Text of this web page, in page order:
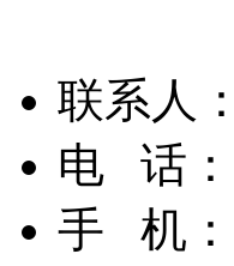
联系人：
电 话：
手 机：